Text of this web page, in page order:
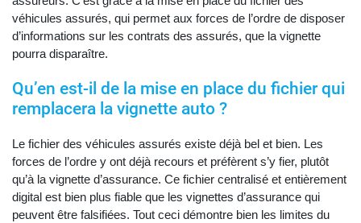
véhicules assurés, qui permet aux forces de l’ordre de disposer
d’informations sur les contrats des assurés, que la vignette
pourra disparaître.
Qu’en est-il de la mise en place du fichier qui
remplacera la vignette auto ?
Le fichier des véhicules assurés existe déjà bel et bien. Les
forces de l’ordre y ont déjà recours et préfèrent s’y fier, plutôt
qu’à la vignette d’assurance. Ce fichier centralisé et entièrement
digital est bien plus fiable que les vignettes d’assurance qui
peuvent être falsifiées. Tout ceci démontre bien les limites du